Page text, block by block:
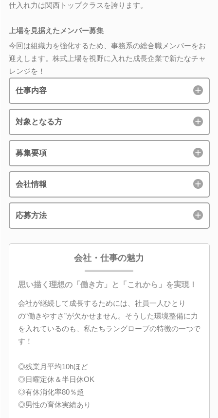
仕入れ力は関西トップクラスを誇ります。
上場を見据えたメンバー募集
今回は組織力を強化するため、事務系の総合職メンバーをお
迎えします。株式上場を視野に入れた成長企業で新たなチャ
レンジを！
仕事内容
対象となる方
募集要項
会社情報
応募方法
会社・仕事の魅力
思い描く理想の「働き方」と「これから」を実現！
会社が継続して成長するためには、社員一人ひとり
の“働きやすさ”が欠かせません。そうした環境整備に力
を入れているのも、私たちラングローブの特徴の一つで
す！
◎残業月平均10hほど
◎日曜定休＆半日休OK
◎有休消化率80％超
◎男性の育休実績あり